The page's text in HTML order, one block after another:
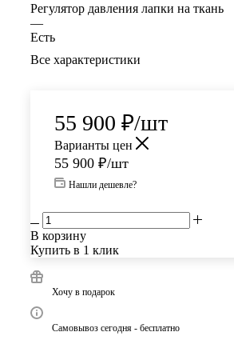
Регулятор давления лапки на ткань
—
Есть
Все характеристики
55 900 ₽/шт
Варианты цен
55 900 ₽/шт
Нашли дешевле?
В корзину
Купить в 1 клик
Хочу в подарок
Самовывоз сегодня - бесплатно